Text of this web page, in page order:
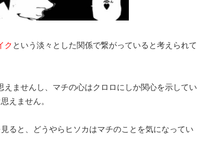
ク という淡々とした関係で繋がっていると考えられて
ませんし、マチの心はクロロにしか関心を示してい
えません。
ると、どうやらヒソカはマチのことを気になってい